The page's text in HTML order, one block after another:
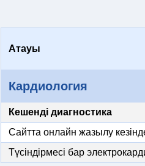
Атауы
Кардиология
Кешенді диагностика
Сайтта онлайн жазылу
Түсіндірмесі бар